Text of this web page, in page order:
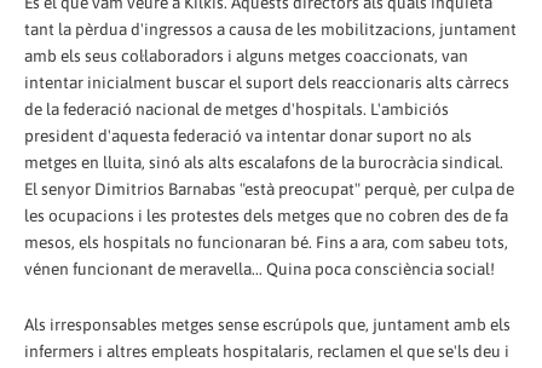
tant la pèrdua d'ingressos a causa de les mobilitzacions, juntament
amb els seus col·laboradors i alguns metges coaccionats, van
intentar inicialment buscar el suport dels reaccionaris alts càrrecs
de la federació nacional de metges d'hospitals. L'ambiciós
president d'aquesta federació va intentar donar suport no als
metges en lluita, sinó als alts escalafons de la burocràcia sindical.
El senyor Dimitrios Barnabas "està preocupat" perquè, per culpa de
les ocupacions i les protestes dels metges que no cobren des de fa
mesos, els hospitals no funcionaran bé. Fins a ara, com sabeu tots,
vénen funcionant de meravella... Quina poca consciència social!
Als irresponsables metges sense escrúpols que, juntament amb els
infermers i altres empleats hospitalaris, reclamen el que se'ls deu i